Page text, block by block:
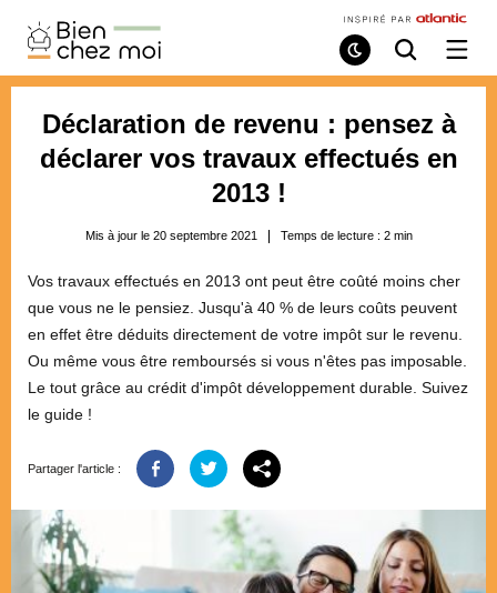
Bien
Chez
Moi
Mode
de
Recherche
/
menu
Déclaration de revenu : pensez à
déclarer vos travaux effectués en
2013 !
Mis à jour le 20 septembre 2021 Temps de lecture : 2 min
Vos travaux effectués en 2013 ont peut être coûté moins cher
que vous ne le pensiez. Jusqu'à 40 % de leurs coûts peuvent
en effet être déduits directement de votre impôt sur le revenu.
Ou même vous être remboursés si vous n'êtes pas imposable.
Le tout grâce au crédit d'impôt développement durable. Suivez
le guide !
Partager l'article :